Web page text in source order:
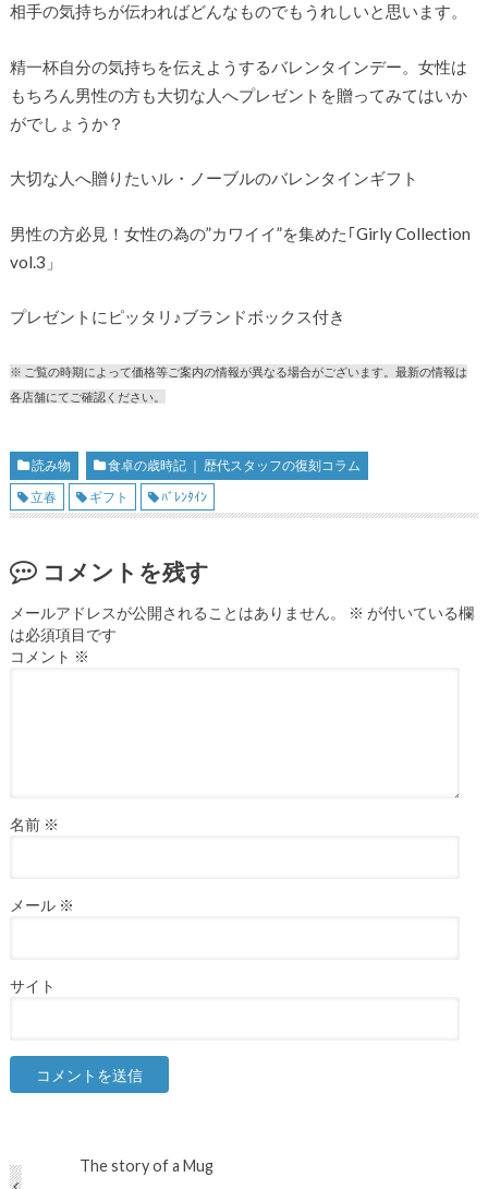
相手の気持ちが伝わればどんなものでもうれしいと思います。
精一杯自分の気持ちを伝えようするバレンタインデー。女性は
もちろん男性の方も大切な人へプレゼントを贈ってみてはいか
がでしょうか？
大切な人へ贈りたいル・ノーブルのバレンタインギフト
男性の方必見！女性の為の”カワイイ”を集めた｢Girly Collection
vol.3」
プレゼントにピッタリ♪ブランドボックス付き
※ ご覧の時期によって価格等ご案内の情報が異なる場合がございます。最新の情報は
各店舗にてご確認ください。
読み物
食卓の歳時記 ｜ 歴代スタッフの復刻コラム
立春
ギフト ﾊﾞﾚﾝﾀｲﾝ
コメントを残す
メールアドレスが公開されることはありません。 ※ が付いている欄
は必須項目です
コメント ※
名前 ※
メール ※
サイト
The story of a Mug